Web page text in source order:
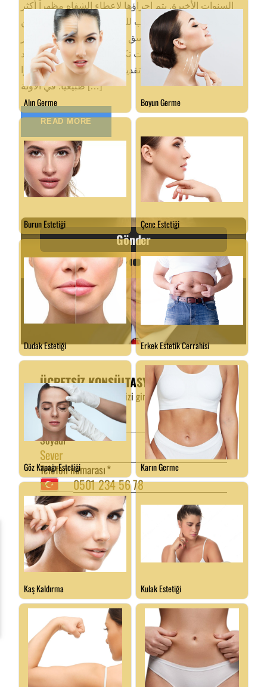
السنوات الأخيرة. يتم إجراؤها لإعطاء الشفاه مظهراً أكثر
امتلاءً وشباباً. إنها خيار جذاب للغاية، خاصةً للأشخاص الذين
يرغبون في تحسين تناسق الوجه وجعل ابتسامتهم أكثر
جاذبية. ومقارنةً بتطبيقات تكبير الشفاه، فإن جراحة شد
الشفاه لديها القدرة على تقديم نتائج أكثر ديمومة ومظهرًا
طبيعيًا. في الآونة […]
READ MORE